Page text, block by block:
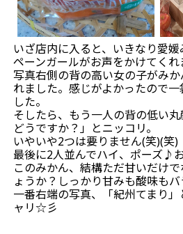
いざ店内に入ると、いきなり愛
ペーンガールがお声をかけてくれ
写真右側の背の高い女の子がみ
れました。感じがよかったので
した。
そしたら、もう一人の背の低い
どうですか？」とニッコリ。
いやいや2つは要りません(笑)(笑)
最後に2人並んでハイ、ポーズ♪
このみかん、結構ただ甘いだけ
ょうか？しっかり甘みも酸味もバ
一番右端の写真、「紀州てまり
ャリ☆彡